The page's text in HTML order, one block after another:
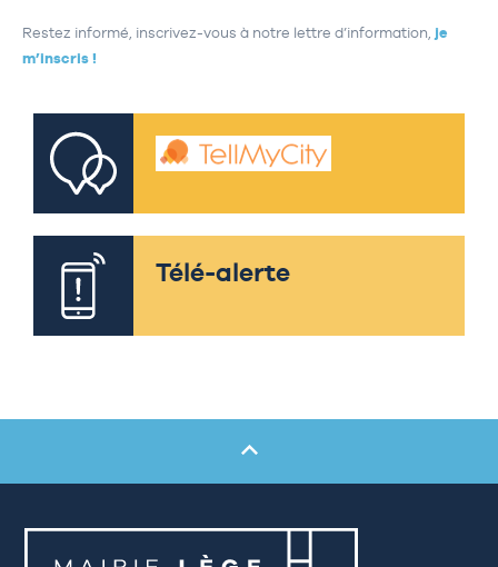
Restez informé, inscrivez-vous à notre lettre d’information, je
m’inscris !
Télé-alerte